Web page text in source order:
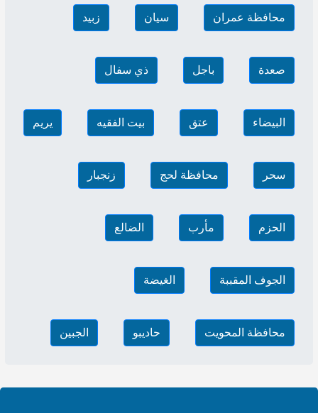
محافظة عمران سيان زبيد
صعدة باجل ذي سفال
البيضاء عتق بيت الفقيه يريم
سحر محافظة لحج زنجبار
الحزم مأرب الضالع
الجوف المقببة الغيضة
محافظة المحويت حاديبو‎ الجبين